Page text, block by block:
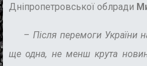
Дніпропетровської облради
– Після перемоги України
ще одна, не менш крута